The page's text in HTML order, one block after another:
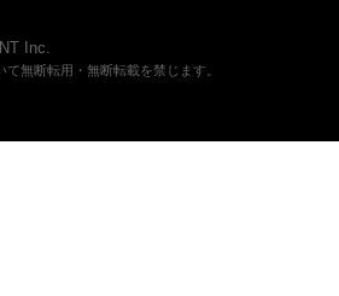
Inc.
無断転用・無断転載を禁じます。